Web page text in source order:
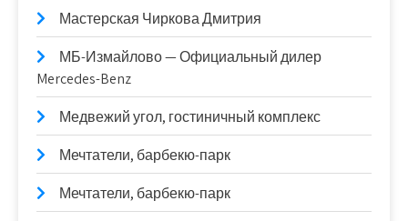
Мастерская Чиркова Дмитрия
МБ-Измайлово — Официальный дилер
Mercedes-Benz
Медвежий угол, гостиничный комплекс
Мечтатели, барбекю-парк
Мечтатели, барбекю-парк